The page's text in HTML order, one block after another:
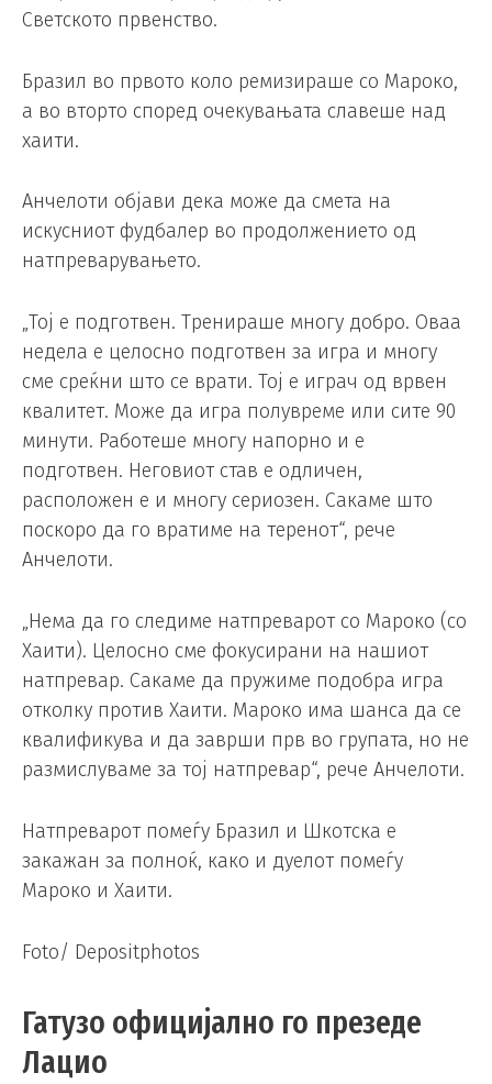
Светското првенство.
Бразил во првото коло ремизираше со Мароко,
а во вторто според очекувањата славеше над
хаити.
Анчелоти објави дека може да смета на
искусниот фудбалер во продолжението од
натпреварувањето.
„Тој е подготвен. Тренираше многу добро. Оваа
недела е целосно подготвен за игра и многу
сме среќни што се врати. Тој е играч од врвен
квалитет. Може да игра полувреме или сите 90
минути. Работеше многу напорно и е
подготвен. Неговиот став е одличен,
расположен е и многу сериозен. Сакаме што
поскоро да го вратиме на теренот“, рече
Анчелоти.
„Нема да го следиме натпреварот со Мароко (со
Хаити). Целосно сме фокусирани на нашиот
натпревар. Сакаме да пружиме подобра игра
отколку против Хаити. Мароко има шанса да се
квалификува и да заврши прв во групата, но не
размислуваме за тој натпревар“, рече Анчелоти.
Натпреварот помеѓу Бразил и Шкотска е
закажан за полноќ, како и дуелот помеѓу
Мароко и Хаити.
Foto/ Depositphotos
Гатузо официјално го презеде
Лацио